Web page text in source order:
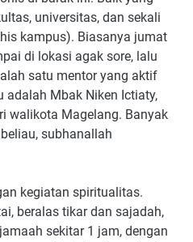
universitas, dan sekali
kampus). Biasanya jumat
di lokasi agak sore, lalu
satu mentor yang aktif
adalah Mbak Niken Ictiaty,
walikota Magelang. Banyak
subhanallah
kegiatan spiritualitas.
beralas tikar dan sajadah,
sekitar 1 jam, dengan